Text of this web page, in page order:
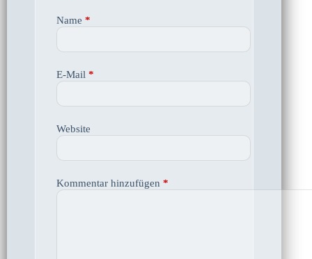
Name *
E-Mail *
Website
Kommentar hinzufügen *